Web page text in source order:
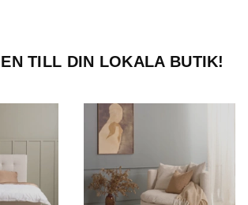
TILL DIN LOKALA BUTIK!